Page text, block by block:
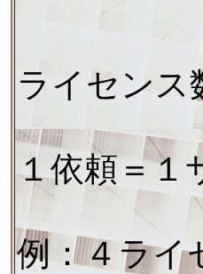
ライセンス
１依頼＝
例：４ライ